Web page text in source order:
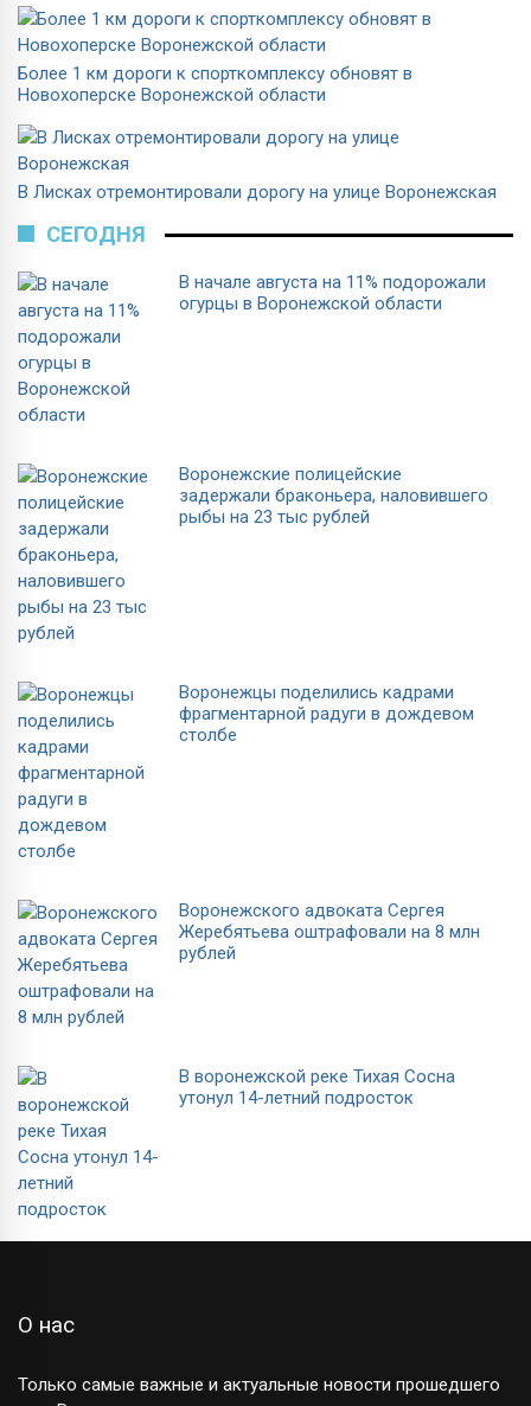
Более 1 км дороги к спорткомплексу обновят в
Новохоперске Воронежской области
В Лисках отремонтировали дорогу на улице Воронежская
СЕГОДНЯ
В начале августа на 11% подорожали
огурцы в Воронежской области
Воронежские полицейские
задержали браконьера, наловившего
рыбы на 23 тыс рублей
Воронежцы поделились кадрами
фрагментарной радуги в дождевом
столбе
Воронежского адвоката Сергея
Жеребятьева оштрафовали на 8 млн
рублей
В воронежской реке Тихая Сосна
утонул 14-летний подросток
О нас
Только самые важные и актуальные новости прошедшего